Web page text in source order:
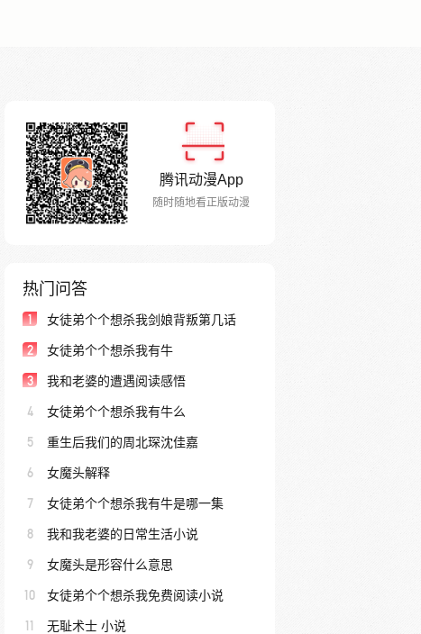
腾讯动漫App
随时随地看正版动漫
热门问答
1 女徒弟个个想杀我剑娘背叛第几话
2 女徒弟个个想杀我有牛
3 我和老婆的遭遇阅读感悟
4 女徒弟个个想杀我有牛么
5 重生后我们的周北琛沈佳嘉
6 女魔头解释
7 女徒弟个个想杀我有牛是哪一集
8 我和我老婆的日常生活小说
9 女魔头是形容什么意思
10 女徒弟个个想杀我免费阅读小说
11 无耻术士 小说